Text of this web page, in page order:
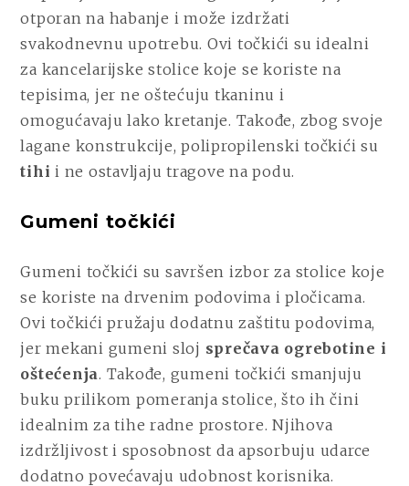
otporan na habanje i može izdržati
svakodnevnu upotrebu. Ovi točkići su idealni
za kancelarijske stolice koje se koriste na
tepisima, jer ne oštećuju tkaninu i
omogućavaju lako kretanje. Takođe, zbog svoje
lagane konstrukcije, polipropilenski točkići su
tihi i ne ostavljaju tragove na podu.
Gumeni točkići
Gumeni točkići su savršen izbor za stolice koje
se koriste na drvenim podovima i pločicama.
Ovi točkići pružaju dodatnu zaštitu podovima,
jer mekani gumeni sloj sprečava ogrebotine i
oštećenja. Takođe, gumeni točkići smanjuju
buku prilikom pomeranja stolice, što ih čini
idealnim za tihe radne prostore. Njihova
izdržljivost i sposobnost da apsorbuju udarce
dodatno povećavaju udobnost korisnika.